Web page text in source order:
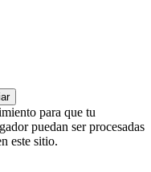
para que tu
puedan ser procesadas
este sitio.